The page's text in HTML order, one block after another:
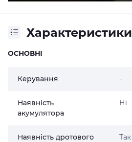
Характеристики
ОСНОВНІ
Керування -
Наявність
акумулятора
Ні
Наявність дротового
Так